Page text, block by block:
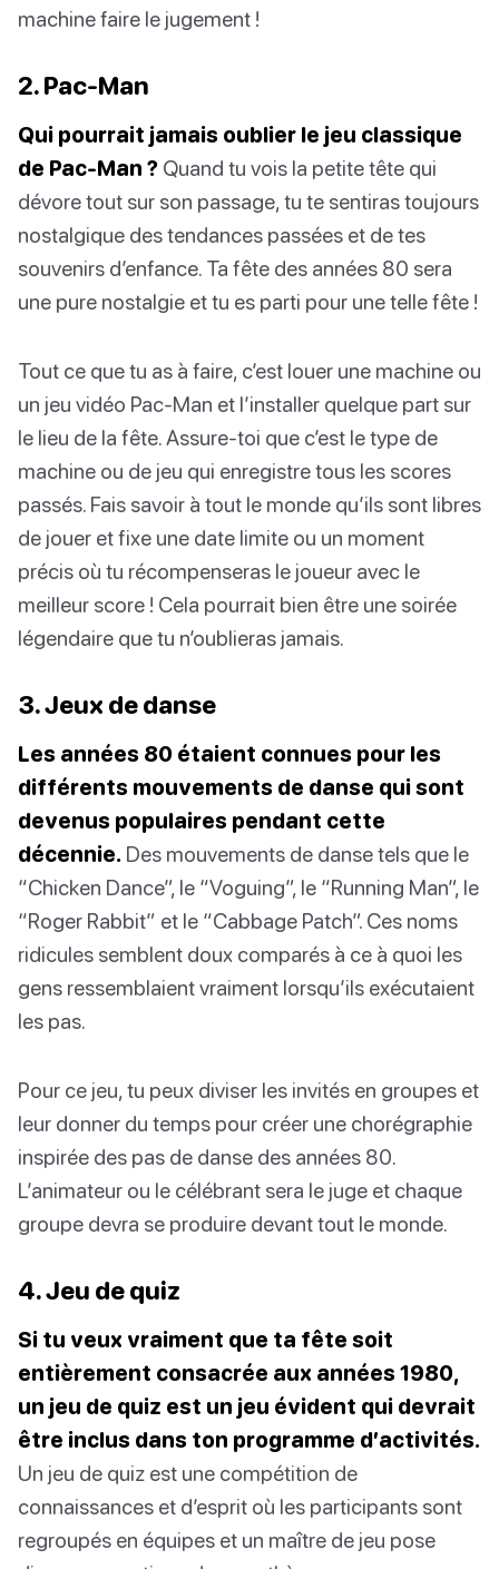
machine faire le jugement !
2. Pac-Man
Qui pourrait jamais oublier le jeu classique
de Pac-Man ? Quand tu vois la petite tête qui
dévore tout sur son passage, tu te sentiras toujours
nostalgique des tendances passées et de tes
souvenirs d’enfance. Ta fête des années 80 sera
une pure nostalgie et tu es parti pour une telle fête !
Tout ce que tu as à faire, c’est louer une machine ou
un jeu vidéo Pac-Man et l’installer quelque part sur
le lieu de la fête. Assure-toi que c’est le type de
machine ou de jeu qui enregistre tous les scores
passés. Fais savoir à tout le monde qu’ils sont libres
de jouer et fixe une date limite ou un moment
précis où tu récompenseras le joueur avec le
meilleur score ! Cela pourrait bien être une soirée
légendaire que tu n’oublieras jamais.
3. Jeux de danse
Les années 80 étaient connues pour les
différents mouvements de danse qui sont
devenus populaires pendant cette
décennie. Des mouvements de danse tels que le
“Chicken Dance”, le “Voguing”, le “Running Man”, le
“Roger Rabbit” et le “Cabbage Patch”. Ces noms
ridicules semblent doux comparés à ce à quoi les
gens ressemblaient vraiment lorsqu’ils exécutaient
les pas.
Pour ce jeu, tu peux diviser les invités en groupes et
leur donner du temps pour créer une chorégraphie
inspirée des pas de danse des années 80.
L’animateur ou le célébrant sera le juge et chaque
groupe devra se produire devant tout le monde.
4. Jeu de quiz
Si tu veux vraiment que ta fête soit
entièrement consacrée aux années 1980,
un jeu de quiz est un jeu évident qui devrait
être inclus dans ton programme d’activités.
Un jeu de quiz est une compétition de
connaissances et d’esprit où les participants sont
regroupés en équipes et un maître de jeu pose